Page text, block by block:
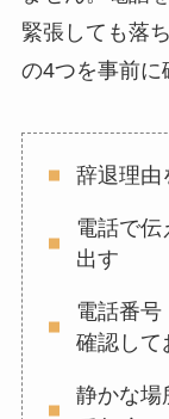
緊張しても落
の4つを事前に
辞退理由
電話で伝
出す
電話番号
確認して
静かな場